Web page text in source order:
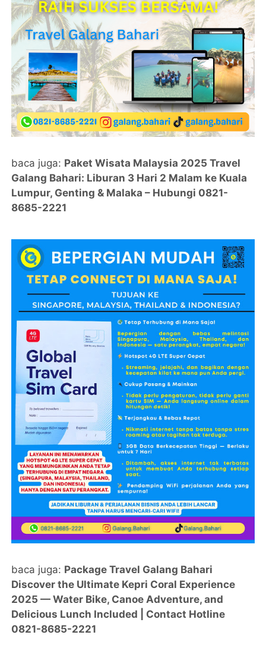
baca juga: Paket Wisata Malaysia 2025 Travel
Galang Bahari: Liburan 3 Hari 2 Malam ke Kuala
Lumpur, Genting & Malaka – Hubungi 0821-
8685-2221
baca juga: Package Travel Galang Bahari
Discover the Ultimate Kepri Coral Experience
2025 — Water Bike, Canoe Adventure, and
Delicious Lunch Included | Contact Hotline
0821-8685-2221